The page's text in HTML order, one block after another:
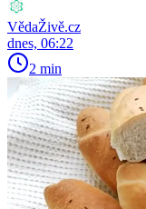
VědaŽivě.cz
dnes, 06:22
2 min